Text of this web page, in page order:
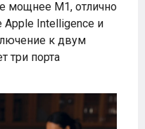
мощнее M1, отлично
Apple Intelligence и
к двум
три порта